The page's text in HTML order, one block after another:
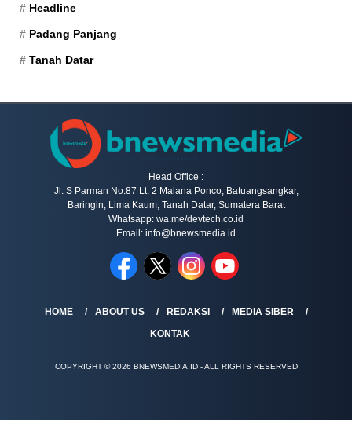
Headline
Padang Panjang
Tanah Datar
Head Office :
Jl. S Parman No.87 Lt. 2 Malana Ponco, Batuangsangkar,
Baringin, Lima Kaum, Tanah Datar, Sumatera Barat
Whatsapp: wa.me/devtech.co.id
Email: info@bnewsmedia.id
HOME ABOUT US REDAKSI
MEDIA SIBER
KONTAK
COPYRIGHT © 2026 BNEWSMEDIA.ID - ALL RIGHTS RESERVED